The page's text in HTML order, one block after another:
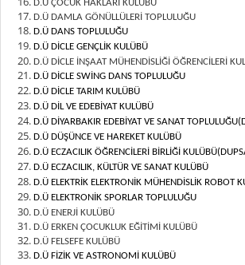
D.Ü ÇOCUK HAKLARI KULÜBÜ
D.Ü DAMLA GÖNÜLLÜLERİ TOPLULUĞU
D.Ü DANS TOPLULUĞU
D.Ü DİCLE GENÇLİK KULÜBÜ
D.Ü DİCLE İNŞAAT MÜHENDİSLİĞİ ÖĞRENCİLERİ
D.Ü DİCLE SWİNG DANS TOPLULUĞU
D.Ü DİCLE TARIM KULÜBÜ
D.Ü DİL VE EDEBİYAT KULÜBÜ
D.Ü DİYARBAKIR EDEBİYAT VE SANAT
D.Ü DÜŞÜNCE VE HAREKET KULÜBÜ
D.Ü ECZACILIK ÖĞRENCİLERİ BİRLİĞİ
D.Ü ECZACILIK, KÜLTÜR VE SANAT KULÜBÜ
D.Ü ELEKTRİK ELEKTRONİK MÜHENDİSLİK ROBOT
D.Ü ELEKTRONİK SPORLAR TOPLULUĞU
D.Ü ENERJİ KULÜBÜ
D.Ü ERKEN ÇOCUKLUK EĞİTİMİ KULÜBÜ
D.Ü FELSEFE KULÜBÜ
D.Ü FİZİK VE ASTRONOMİ KULÜBÜ